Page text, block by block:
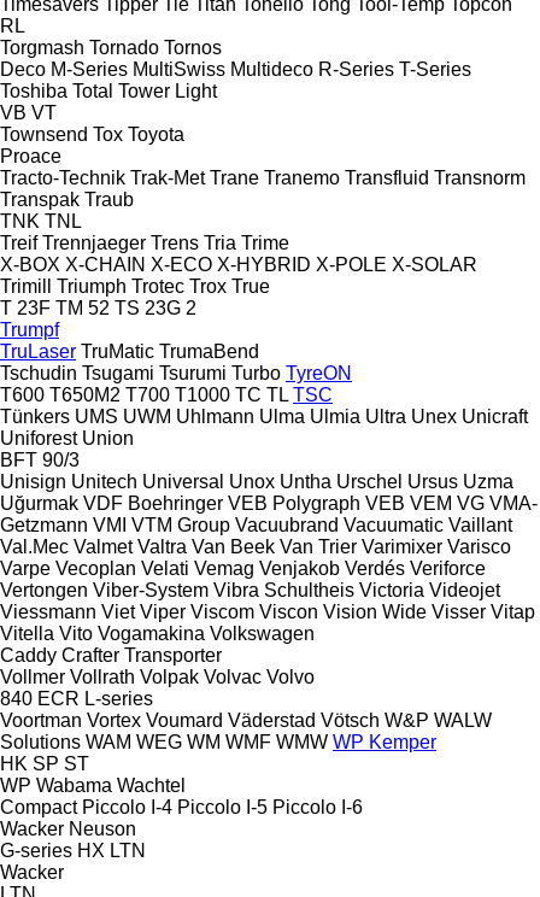
RL
Torgmash Tornado Tornos
Deco M-Series MultiSwiss Multideco R-Series T-Series
Toshiba Total Tower Light
VB VT
Townsend Tox Toyota
Proace
Tracto-Technik Trak-Met Trane Tranemo Transfluid Transnorm
Transpak Traub
TNK TNL
Treif Trennjaeger Trens Tria Trime
X-BOX X-CHAIN X-ECO X-HYBRID X-POLE X-SOLAR
Trimill
Triumph Trotec Trox True
T 23F TM 52 TS 23G 2
Trumpf
TruLaser TruMatic TrumaBend
Tschudin Tsugami Tsurumi Turbo TyreON
T600 T650M2 T700 T1000 TC TL TSC
Tünkers UMS UWM Uhlmann Ulma Ulmia Ultra Unex Unicraft
Uniforest Union
BFT 90/3
Unisign Unitech Universal Unox Untha Urschel Ursus Uzma
Uğurmak VDF Boehringer VEB Polygraph VEB VEM VG VMA-
Getzmann VMI VTM Group Vacuubrand Vacuumatic Vaillant
Val.Mec Valmet Valtra Van Beek Van Trier Varimixer Varisco
Varpe Vecoplan Velati Vemag Venjakob Verdés Veriforce
Vertongen Viber-System Vibra Schultheis Victoria Videojet
Viessmann Viet Viper Viscom Viscon Vision Wide Visser Vitap
Vitella Vito Vogamakina Volkswagen
Caddy Crafter Transporter
Vollmer Vollrath Volpak Volvac Volvo
840 ECR L-series
Voortman Vortex Voumard Väderstad Vötsch W&P WALW
Solutions WAM WEG WM WMF WMW WP Kemper
HK SP ST
WP Wabama Wachtel
Compact Piccolo I-4 Piccolo I-5 Piccolo I-6
Wacker Neuson
G-series HX LTN
Wacker